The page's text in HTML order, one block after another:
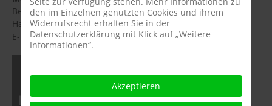
Bettina Schröder
Handynr.: 01708453740
E-Mail:schroederbetti@web.de
den im Einzelnen genutzten Cookies und ihrem
Widerrufsrecht erhalten Sie in der
Datenschutzerklärung mit Klick auf „Weitere
Informationen“.
Akzeptieren